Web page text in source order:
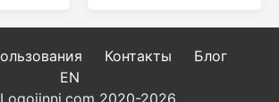
Контакты
Блог
EN
2020-2026